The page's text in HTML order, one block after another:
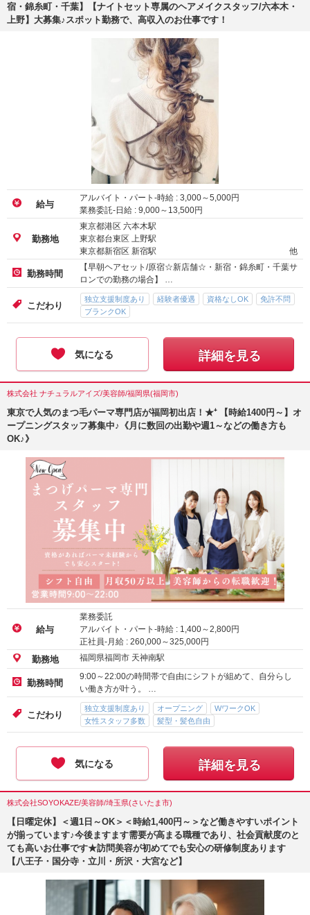
宿・錦糸町・千葉】【ナイトセット専属のヘアメイクスタッフ/六本木・
上野】大募集♪スポット勤務で、高収入のお仕事です！
給与
アルバイト・パート-時給 : 3,000～5,000円
業務委託-日給 : 9,000～ 13,500円
勤務地
東京都港区 六本木駅
東京都台東区 上野駅
東京都新宿区 新宿駅
他
勤務時間
【早朝ヘアセット/原宿☆新店舗☆・新宿・錦糸町・千葉サ
ロンでの勤務の場合】 …
こだわり
独立支援制度あり 経験者優遇 資格なしOK
免許不問
ブランクOK
気になる 詳細を見る
株式会社 ナチュラルアイズ/美容師/福岡県(福岡市)
東京で人気のまつ毛パーマ専門店が福岡初出店！★⁺ 【時給1400円～】オ
ープニングスタッフ募集中♪《月に数回の出勤や週1～などの働き方も
OK♪》
給与
業務委託
アルバイト・パート-時給 : 1,400～2,800円
正社員-月給 : 260,000～325,000円
勤務地 福岡県福岡市 天神南駅
勤務時間
9:00～22:00の時間帯で自由にシフトが組めて、自分らし
い働き方が叶う。 …
こだわり
独立支援制度あり オープニング
WワークOK
女性スタッフ多数
髪型・髪色自由
気になる 詳細を見る
株式会社SOYOKAZE/美容師/埼玉県(さいたま市)
【日曜定休】＜週1日～OK＞＜時給1,400円～＞など働きやすいポイント
が揃っています♪今後ますます需要が高まる職種であり、社会貢献度のと
ても高いお仕事です★訪問美容が初めてでも安心の研修制度あります
【八王子・国分寺・立川・所沢・大宮など】